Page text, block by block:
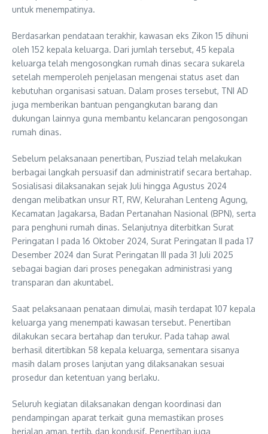
untuk menempatinya.
Berdasarkan pendataan terakhir, kawasan eks Zikon 15 dihuni
oleh 152 kepala keluarga. Dari jumlah tersebut, 45 kepala
keluarga telah mengosongkan rumah dinas secara sukarela
setelah memperoleh penjelasan mengenai status aset dan
kebutuhan organisasi satuan. Dalam proses tersebut, TNI AD
juga memberikan bantuan pengangkutan barang dan
dukungan lainnya guna membantu kelancaran pengosongan
rumah dinas.
Sebelum pelaksanaan penertiban, Pusziad telah melakukan
berbagai langkah persuasif dan administratif secara bertahap.
Sosialisasi dilaksanakan sejak Juli hingga Agustus 2024
dengan melibatkan unsur RT, RW, Kelurahan Lenteng Agung,
Kecamatan Jagakarsa, Badan Pertanahan Nasional (BPN), serta
para penghuni rumah dinas. Selanjutnya diterbitkan Surat
Peringatan I pada 16 Oktober 2024, Surat Peringatan II pada 17
Desember 2024 dan Surat Peringatan III pada 31 Juli 2025
sebagai bagian dari proses penegakan administrasi yang
transparan dan akuntabel.
Saat pelaksanaan penataan dimulai, masih terdapat 107 kepala
keluarga yang menempati kawasan tersebut. Penertiban
dilakukan secara bertahap dan terukur. Pada tahap awal
berhasil ditertibkan 58 kepala keluarga, sementara sisanya
masih dalam proses lanjutan yang dilaksanakan sesuai
prosedur dan ketentuan yang berlaku.
Seluruh kegiatan dilaksanakan dengan koordinasi dan
pendampingan aparat terkait guna memastikan proses
berjalan aman, tertib, dan kondusif. Penertiban juga